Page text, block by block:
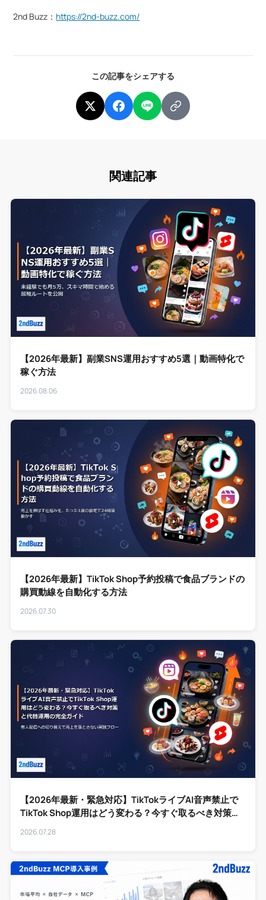
2nd Buzz： https://2nd-buzz.com/
この記事をシェアする
関連記事
【2026年最新】副業SNS運用おすすめ5選｜動画特化で
稼ぐ方法
2026.08.06
【2026年最新】TikTok Shop予約投稿で食品ブランドの
購買動線を自動化する方法
2026.07.30
【2026年最新・緊急対応】TikTokライブAI音声禁止で
TikTok Shop運用はどう変わる？今すぐ取るべき対策と
代替運用の完全ガイド
2026.07.28